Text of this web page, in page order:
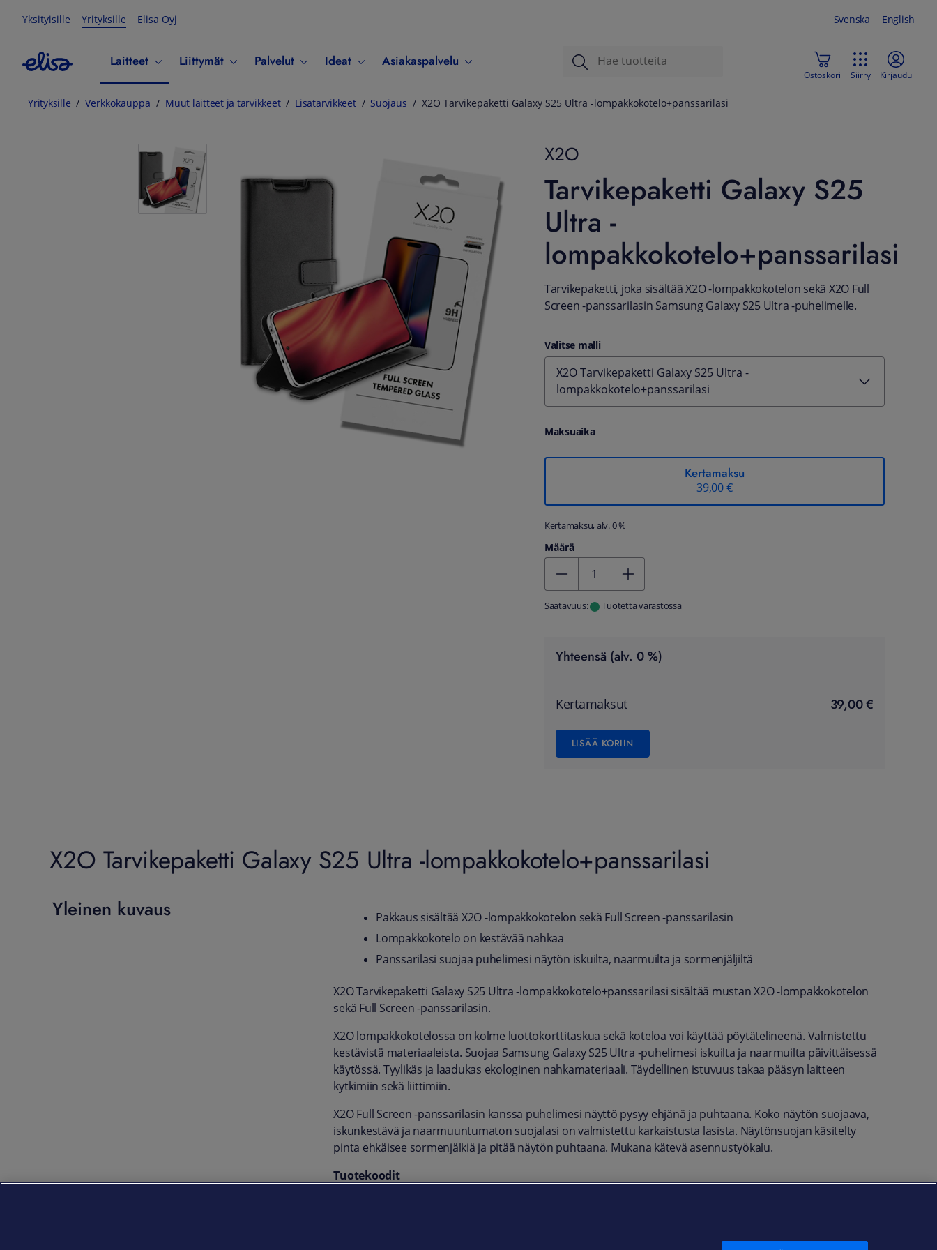
Yksityisille Yrityksille Elisa Oyj Svenska English
Laitteet Liittymät Palvelut Ideat Asiakaspalvelu
Ostoskori Siirry Kirjaudu
Yrityksille Verkkokauppa Muut laitteet ja tarvikkeet Lisätarvikkeet Suojaus X2O Tarvikepaketti Galaxy S25 Ultra -lompakkokotelo+panssarilasi
X2O
Tarvikepaketti Galaxy S25
Ultra -
lompakkokotelo+panssarilasi
Tarvikepaketti, joka sisältää X2O -lompakkokotelon sekä X2O Full
Screen -panssarilasin Samsung Galaxy S25 Ultra -puhelimelle.
Valitse malli
X2O Tarvikepaketti Galaxy S25 Ultra -
lompakkokotelo+panssarilasi
Maksuaika
Kertamaksu
39,00 €
Kertamaksu, alv. 0 %
Määrä
Saatavuus: Tuotetta varastossa
Yhteensä (alv. 0 %)
Kertamaksut 39,00 €
LISÄÄ KORIIN
X2O Tarvikepaketti Galaxy S25 Ultra -lompakkokotelo+panssarilasi
Yleinen kuvaus
Pakkaus sisältää X2O -lompakkokotelon sekä Full Screen -panssarilasin
Lompakkokotelo on kestävää nahkaa
Panssarilasi suojaa puhelimesi näytön iskuilta, naarmuilta ja sormenjäljiltä
X2O Tarvikepaketti Galaxy S25 Ultra -lompakkokotelo+panssarilasi sisältää mustan X2O -lompakkokotelon
sekä Full Screen -panssarilasin.
X2O lompakkokotelossa on kolme luottokorttitaskua sekä koteloa voi käyttää pöytätelineenä. Valmistettu
kestävistä materiaaleista. Suojaa Samsung Galaxy S25 Ultra -puhelimesi iskuilta ja naarmuilta päivittäisessä
käytössä. Tyylikäs ja laadukas ekologinen nahkamateriaali. Täydellinen istuvuus takaa pääsyn laitteen
kytkimiin sekä liittimiin.
X2O Full Screen -panssarilasin kanssa puhelimesi näyttö pysyy ehjänä ja puhtaana. Koko näytön suojaava,
iskunkestävä ja naarmuuntumaton suojalasi on valmistettu karkaistusta lasista. Näytönsuojan käsitelty
pinta ehkäisee sormenjälkiä ja pitää näytön puhtaana. Mukana kätevä asennustyökalu.
Tuotekoodit